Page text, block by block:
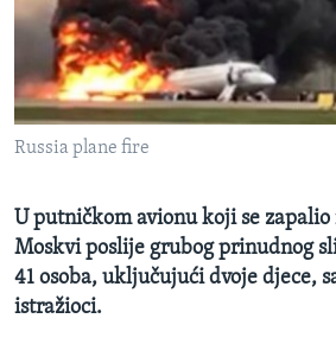
MAGAZIN
O GLASU AMERIKE
Learning English
Jezici
Russia plane fire
U putničkom avionu koji se
Moskvi poslije grubog prinudnog
41 osoba, uključujući dvoje djece,
istražioci.